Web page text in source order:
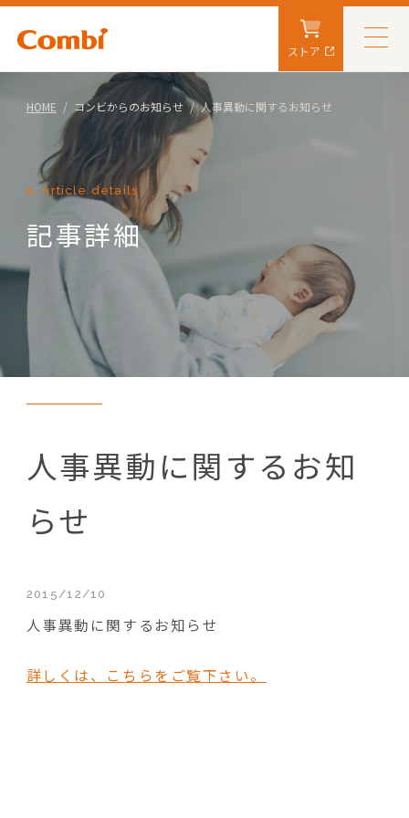
ストア
HOME コンビからのお知らせ 人事異動に関するお知らせ
Article details
記事詳細
人事異動に関するお知
らせ
2015/12/10
人事異動に関するお知らせ
詳しくは、こちらをご覧下さい。